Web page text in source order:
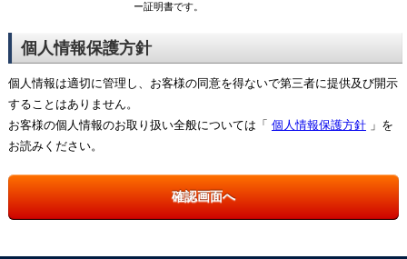
ー証明書です。
個人情報保護方針
個人情報は適切に管理し、お客様の同意を得ないで第三者に提供及び開示
することはありません。
お客様の個人情報のお取り扱い全般については「 個人情報保護方針」を
お読みください。